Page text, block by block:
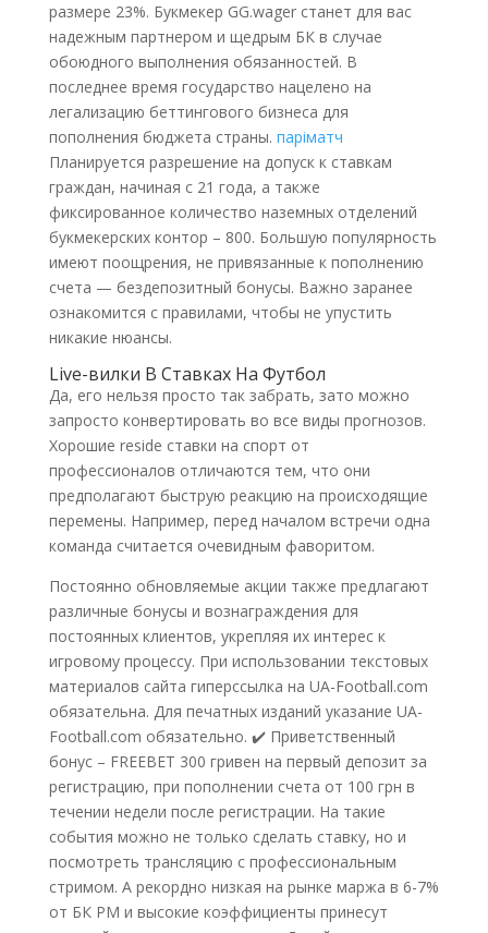
размере 23%. Букмекер GG.wager станет для вас
надежным партнером и щедрым БК в случае
обоюдного выполнения обязанностей. В
последнее время государство нацелено на
легализацию беттингового бизнеса для
пополнения бюджета страны. паріматч
Планируется разрешение на допуск к ставкам
граждан, начиная с 21 года, а также
фиксированное количество наземных отделений
букмекерских контор – 800. Большую популярность
имеют поощрения, не привязанные к пополнению
счета — бездепозитный бонусы. Важно заранее
ознакомится с правилами, чтобы не упустить
никакие нюансы.
Live-вилки В Ставках На Футбол
Да, его нельзя просто так забрать, зато можно
запросто конвертировать во все виды прогнозов.
Хорошие reside ставки на спорт от
профессионалов отличаются тем, что они
предполагают быструю реакцию на происходящие
перемены. Например, перед началом встречи одна
команда считается очевидным фаворитом.
Постоянно обновляемые акции также предлагают
различные бонусы и вознаграждения для
постоянных клиентов, укрепляя их интерес к
игровому процессу. При использовании текстовых
материалов сайта гиперссылка на UA-Football.com
обязательна. Для печатных изданий указание UA-
Football.com обязательно. ✔️ Приветственный
бонус – FREEBET 300 гривен на первый депозит за
регистрацию, при пополнении счета от 100 грн в
течении недели после регистрации. На такие
события можно не только сделать ставку, но и
посмотреть трансляцию с профессиональным
стримом. А рекордно низкая на рынке маржа в 6-7%
от БК PM и высокие коэффициенты принесут